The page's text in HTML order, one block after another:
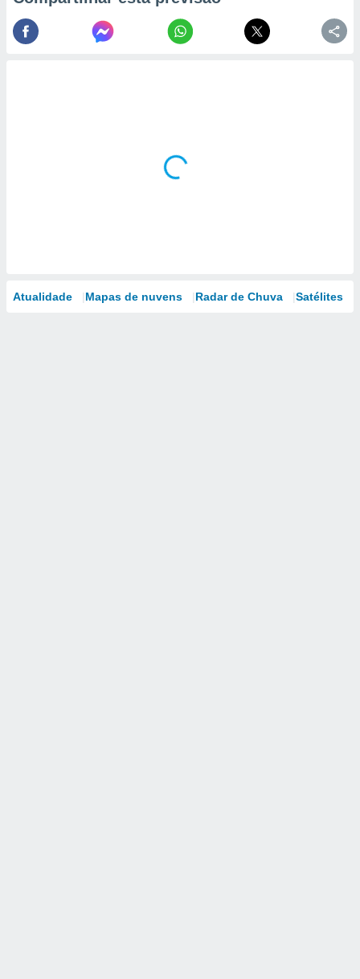
Atualidade Mapas de nuvens Radar de Chuva Satélites